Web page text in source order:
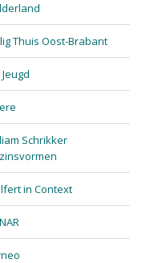
Thuis Oost-Brabant
Schrikker
in Context